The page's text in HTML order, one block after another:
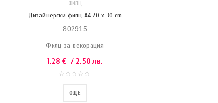
ФИЛЦ
Дизайнерски филц A4 20 x 30 cm
802915
Филц за декорация
1.28€ / 2.50 лв.
ОЩЕ